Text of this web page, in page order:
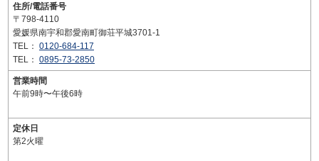
住所/電話番号
〒798-4110
愛媛県南宇和郡愛南町御荘平城3701-1
TEL： 0120-684-117
TEL： 0895-73-2850
営業時間
午前9時〜午後6時
定休日
第2火曜